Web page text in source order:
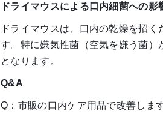
ドライマウスによる口内細菌への影
ドライマウスは、口内の乾燥を招
す。特に嫌気性菌（空気を嫌う菌）
となります。
Q&A
Q：市販の口内ケア用品で改善しま